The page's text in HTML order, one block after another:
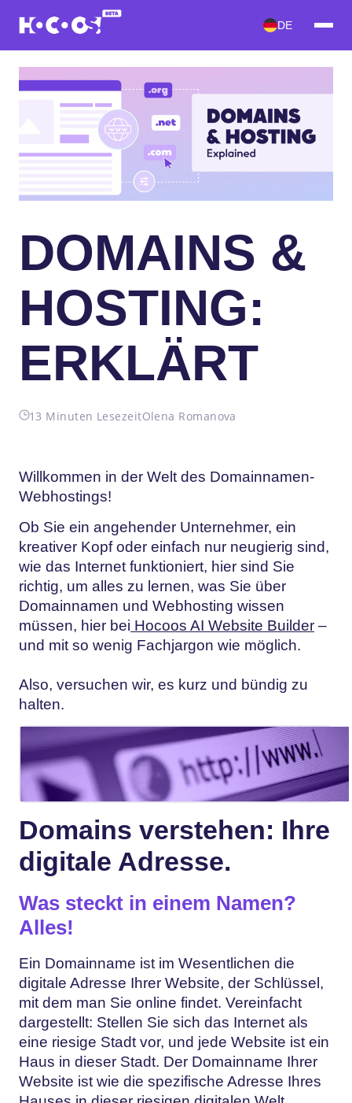
DE
DOMAINS &
HOSTING:
ERKLÄRT
13 Minuten LesezeitOlena Romanova
Willkommen in der Welt des Domainnamen-
Webhostings!
Ob Sie ein angehender Unternehmer, ein
kreativer Kopf oder einfach nur neugierig sind,
wie das Internet funktioniert, hier sind Sie
richtig, um alles zu lernen, was Sie über
Domainnamen und Webhosting wissen
müssen, hier bei Hocoos AI Website Builder –
und mit so wenig Fachjargon wie möglich.
Also, versuchen wir, es kurz und bündig zu
halten.
Domains verstehen: Ihre
digitale Adresse.
Was steckt in einem Namen?
Alles!
Ein Domainname ist im Wesentlichen die
digitale Adresse Ihrer Website, der Schlüssel,
mit dem man Sie online findet. Vereinfacht
dargestellt: Stellen Sie sich das Internet als
eine riesige Stadt vor, und jede Website ist ein
Haus in dieser Stadt. Der Domainname Ihrer
Website ist wie die spezifische Adresse Ihres